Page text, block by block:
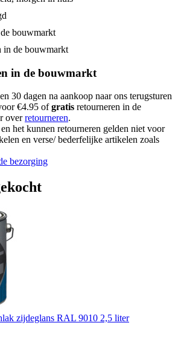
bouwmarkt
in de bouwmarkt
in de bouwmarkt
30 dagen na aankoop naar ons terugsturen
€4.95 ofgratis retourneren in de
overretourneren.
het kunnen retourneren gelden niet voor
en verse/ bederfelijke artikelen zoals
bezorging
zijdeglans RAL 9010 2,5 liter